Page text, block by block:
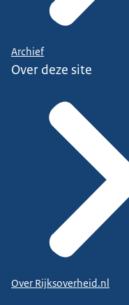
Archief
Over deze site
Over Rijksoverheid.nl